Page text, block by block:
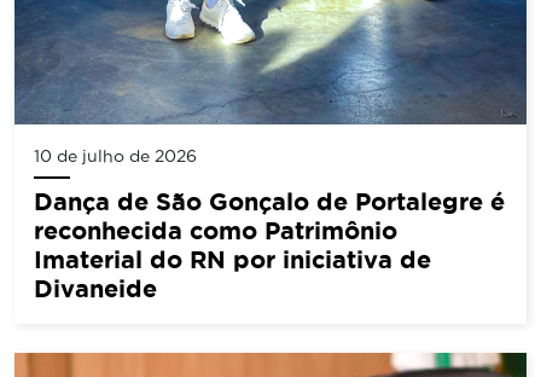
10 de julho de 2026
Dança de São Gonçalo de Portalegre é
reconhecida como Patrimônio
Imaterial do RN por iniciativa de
Divaneide